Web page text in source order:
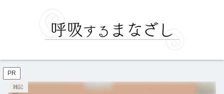
PR
雑記